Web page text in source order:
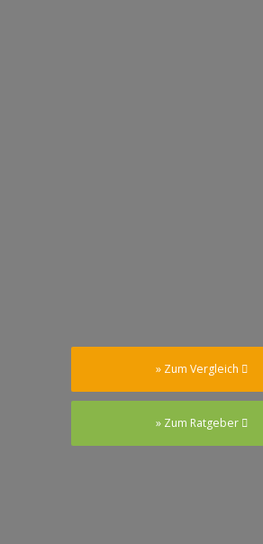
» Zum Vergleich
» Zum Ratgeber